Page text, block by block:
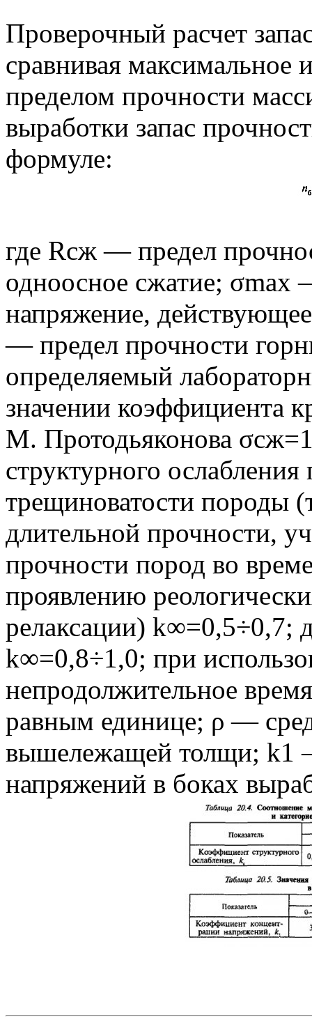
Проверочный расчет
сравнивая
пределом прочности
выработки запас
формуле:
где Rсж — предел
одноосное сжатие;
напряжение,
— предел прочности
определяемый
значении коэффициента
М. Протодьяконова
структурного
трещиноватости породы
длительной прочности,
прочности пород во
проявлению
релаксации) k∞=0,5÷0,7;
k∞=0,8÷1,0; при
непродолжительное
равным единице; ρ —
вышележащей толщи; k1
напряжений в боках